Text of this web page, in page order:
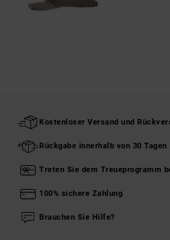
Kostenloser Versand und
Rückgabe innerhalb von 30 Tagen
Treten Sie dem Treueprogramm
100% sichere Zahlung
Brauchen Sie Hilfe?